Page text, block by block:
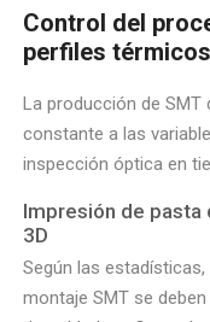
Control del
perfiles térmicos
La producción de
constante a las
inspección óptica en
Impresión de pasta
3D
Según las
montaje SMT se